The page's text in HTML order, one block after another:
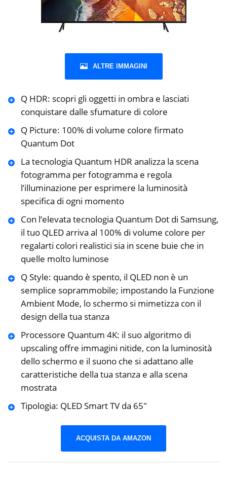
ALTRE IMMAGINI
Q HDR: scopri gli oggetti in ombra e lasciati
conquistare dalle sfumature di colore
Q Picture: 100% di volume colore firmato
Quantum Dot
La tecnologia Quantum HDR analizza la scena
fotogramma per fotogramma e regola
l’illuminazione per esprimere la luminosità
specifica di ogni momento
Con l’elevata tecnologia Quantum Dot di Samsung,
il tuo QLED arriva al 100% di volume colore per
regalarti colori realistici sia in scene buie che in
quelle molto luminose
Q Style: quando è spento, il QLED non è un
semplice soprammobile; impostando la Funzione
Ambient Mode, lo schermo si mimetizza con il
design della tua stanza
Processore Quantum 4K: il suo algoritmo di
upscaling offre immagini nitide, con la luminosità
dello schermo e il suono che si adattano alle
caratteristiche della tua stanza e alla scena
mostrata
Tipologia: QLED Smart TV da 65″
ACQUISTA DA AMAZON